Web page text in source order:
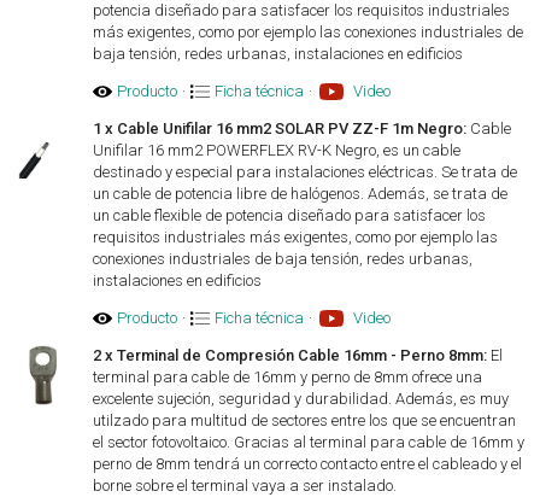
potencia diseñado para satisfacer los requisitos industriales
más exigentes, como por ejemplo las conexiones industriales de
baja tensión, redes urbanas, instalaciones en edificios
Producto · Ficha técnica · Video
1 x Cable Unifilar 16 mm2 SOLAR PV ZZ-F 1m Negro: Cable
Unifilar 16 mm2 POWERFLEX RV-K Negro, es un cable
destinado y especial para instalaciones eléctricas. Se trata de
un cable de potencia libre de halógenos. Además, se trata de
un cable flexible de potencia diseñado para satisfacer los
requisitos industriales más exigentes, como por ejemplo las
conexiones industriales de baja tensión, redes urbanas,
instalaciones en edificios
Producto · Ficha técnica · Video
2 x Terminal de Compresión Cable 16mm - Perno 8mm: El
terminal para cable de 16mm y perno de 8mm ofrece una
excelente sujeción, seguridad y durabilidad. Además, es muy
utilzado para multitud de sectores entre los que se encuentran
el sector fotovoltaico. Gracias al terminal para cable de 16mm y
perno de 8mm tendrá un correcto contacto entre el cableado y el
borne sobre el terminal vaya a ser instalado.